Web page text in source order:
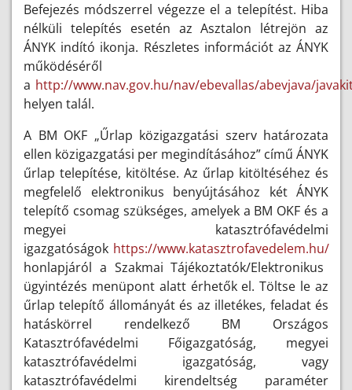
Befejezés módszerrel végezze el a telepítést. Hiba
nélküli telepítés esetén az Asztalon létrejön az
ÁNYK indító ikonja. Részletes információt az ÁNYK
működéséről
a http://www.nav.gov.hu/nav/ebevallas/abevjava/
helyen talál.
A BM OKF „Űrlap közigazgatási szerv határozata
ellen közigazgatási per megindításához” című ÁNYK
űrlap telepítése, kitöltése. Az űrlap kitöltéséhez és
megfelelő elektronikus benyújtásához két ÁNYK
telepítő csomag szükséges, amelyek a BM OKF és a
megyei katasztrófavédelmi
igazgatóságok https://www.katasztrofavedelem.hu/
honlapjáról a Szakmai Tájékoztatók/Elektronikus
ügyintézés menüpont alatt érhetők el. Töltse le az
űrlap telepítő állományát és az illetékes, feladat és
hatáskörrel rendelkező BM Országos
Katasztrófavédelmi Főigazgatóság, megyei
katasztrófavédelmi igazgatóság, vagy
katasztrófavédelmi kirendeltség paraméter